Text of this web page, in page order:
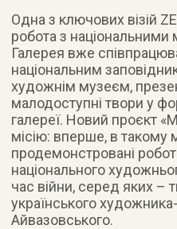
Одна з ключових візій
робота з
Галерея вже
національним
художнім музеєм,
малодоступні твори у
галереї. Новий проєкт
місію: вперше, в такому
продемонстровані
національного
час війни, серед яких –
українського
Айвазовського.